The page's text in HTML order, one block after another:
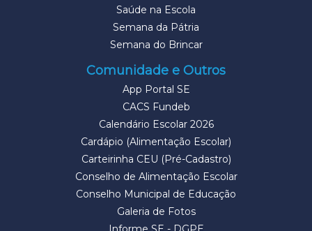
Saúde na Escola
Semana da Pátria
Semana do Brincar
Comunidade e Outros
App Portal SE
CACS Fundeb
Calendário Escolar 2026
Cardápio (Alimentação Escolar)
Carteirinha CEU (Pré-Cadastro)
Conselho de Alimentação Escolar
Conselho Municipal de Educação
Galeria de Fotos